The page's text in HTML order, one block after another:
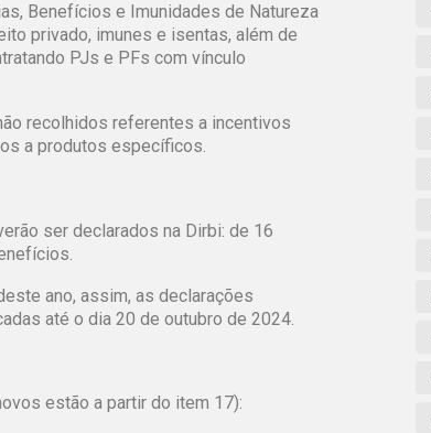
Benefícios e Imunidades de Natureza
privado, imunes e isentas, além de
PJs e PFs com vínculo
recolhidos referentes a incentivos
a produtos específicos.
ser declarados na Dirbi: de 16
ano, assim, as declarações
até o dia 20 de outubro de 2024.
estão a partir do item 17):